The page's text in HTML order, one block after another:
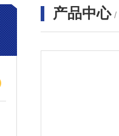
产品中心 /